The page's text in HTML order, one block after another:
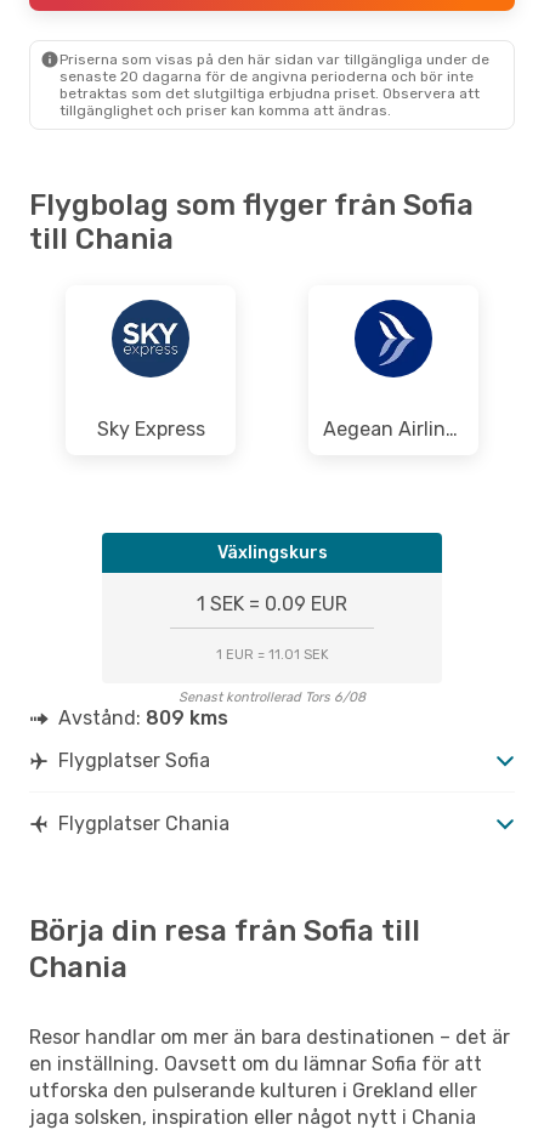
CHQ- SOF
Priserna som visas på den här sidan var tillgängliga under de
senaste 20 dagarna för de angivna perioderna och bör inte
betraktas som det slutgiltiga erbjudna priset. Observera att
tillgänglighet och priser kan komma att ändras.
Flygbolag som flyger från Sofia
till Chania
Sky Express Aegean Airlines
Växlingskurs
1 SEK = 0.09 EUR
1 EUR = 11.01 SEK
Senast kontrollerad Tors 6/08
Avstånd: 809 kms
Flygplatser Sofia
Flygplatser Chania
Börja din resa från Sofia till
Chania
Resor handlar om mer än bara destinationen – det är
en inställning. Oavsett om du lämnar Sofia för att
utforska den pulserande kulturen i Grekland eller
jaga solsken, inspiration eller något nytt i Chania